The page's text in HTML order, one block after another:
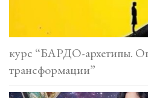
курс “БАРДО-архетипы.
трансформации”